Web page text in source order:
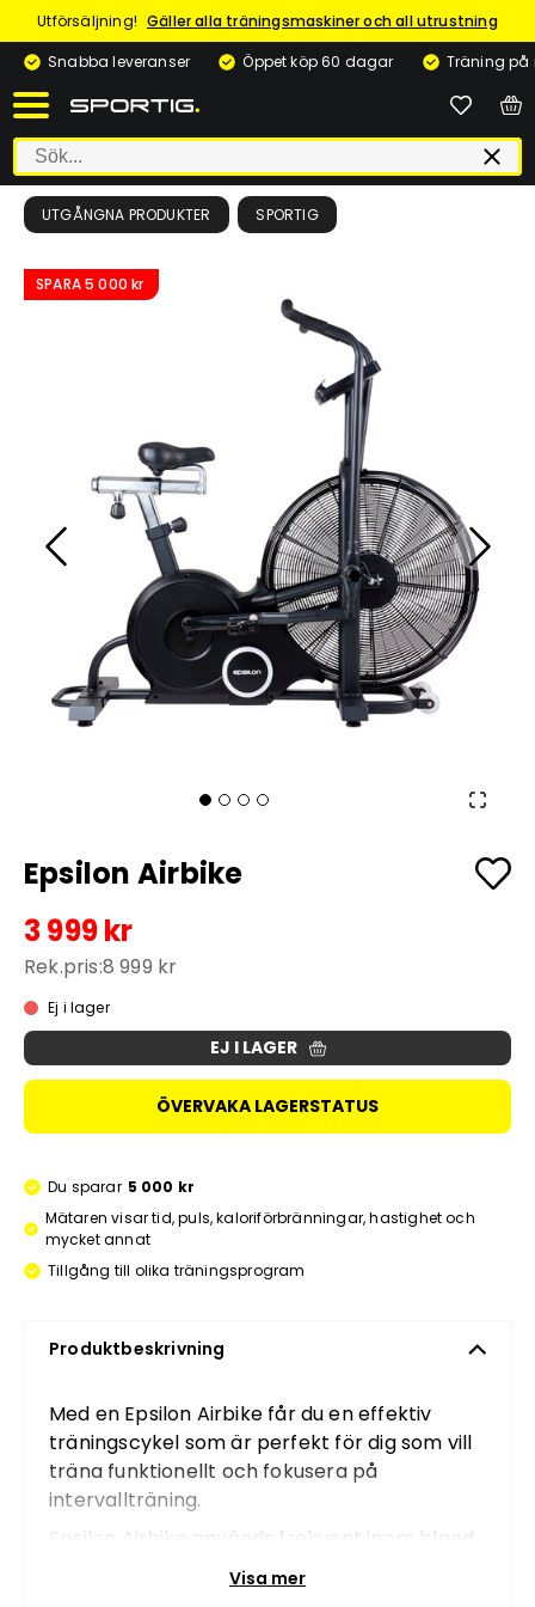
Utförsäljning! Gäller alla träningsmaskiner och all utrustning
Snabba leveranser
Öppet köp 60 dagar Träning på
UTGÅNGNA PRODUKTER SPORTIG
SPARA5 000 kr
Epsilon Airbike
3 999 kr
Rek.pris:8 999 kr
Ej i lager
EJ I LAGER
ÖVERVAKA LAGERSTATUS
Du sparar 5 000 kr
Mätaren visar tid, puls, kaloriförbränningar, hastighet och
mycket annat
Tillgång till olika träningsprogram
Produktbeskrivning
Med en Epsilon Airbike får du en effektiv
träningscykel som är perfekt för dig som vill
träna funktionellt och fokusera på
intervallträning.
Epsilon Airbike används frekvent inom bland
annat crossfit. Tack vare dess konstruktion
tränar du både armar och ben och får med
Visa mer